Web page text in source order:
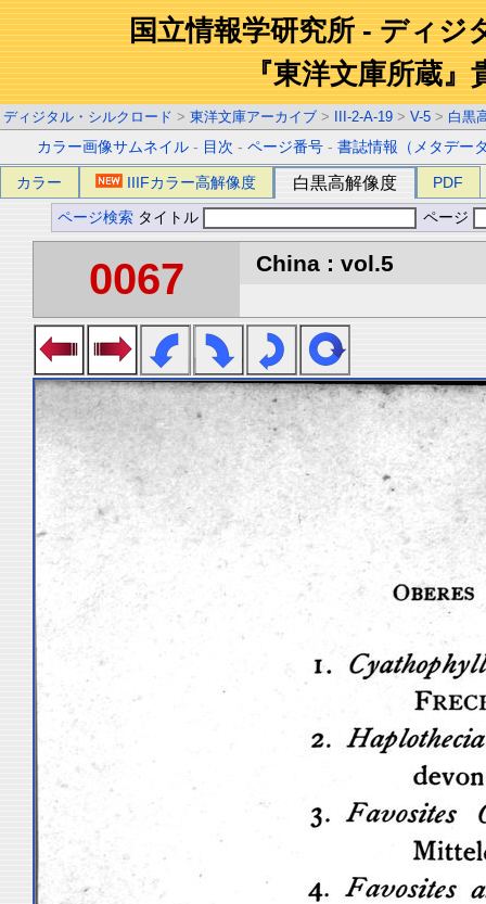
国立情報学研究所 - ディジ
『東洋文庫所蔵』
ディジタル・シルクロード > 東洋文庫アーカイブ > III-2-A-19 > V-5 > 白黒
カラー画像サムネイル - 目次 -ページ番号 -書誌情報（メタデー
カラー IIIFカラー高解像度 白黒高解像度 PDF
ページ検索 タイトル ページ
0067 China : vol.5